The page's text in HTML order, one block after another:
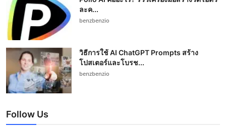
ละค...
benzbenzio
วิธีการใช้ AI ChatGPT Prompts สร้าง
โปสเตอร์และโบรช...
benzbenzio
Follow Us